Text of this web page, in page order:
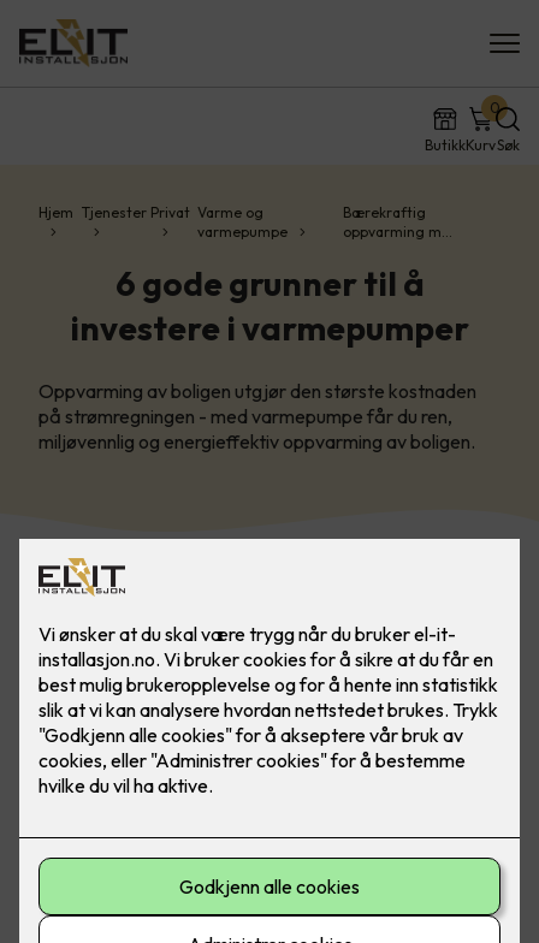
ButikkKurv
0
Søk
Hjem Tjenester Privat Varme og
varmepumpe
Bærekraftig
oppvarming m…
6 gode grunner til å
investere i varmepumper
Oppvarming av boligen utgjør den største kostnaden
på strømregningen - med varmepumpe får du ren,
miljøvennlig og energieffektiv oppvarming av boligen.
Moderne varmepumper har utviklet seg veldig de siste
årene, både på design og teknologi.